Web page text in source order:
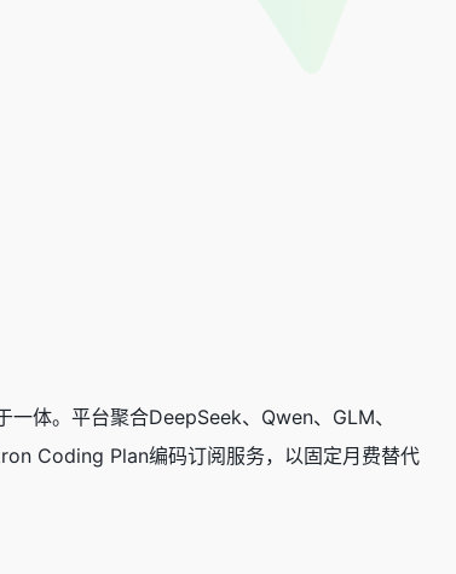
体。平台聚合DeepSeek、Qwen、GLM、
Coding Plan编码订阅服务，以固定月费替代